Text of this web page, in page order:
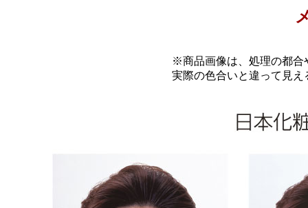
※商品画像は、処理の都合
実際の色合いと違って見